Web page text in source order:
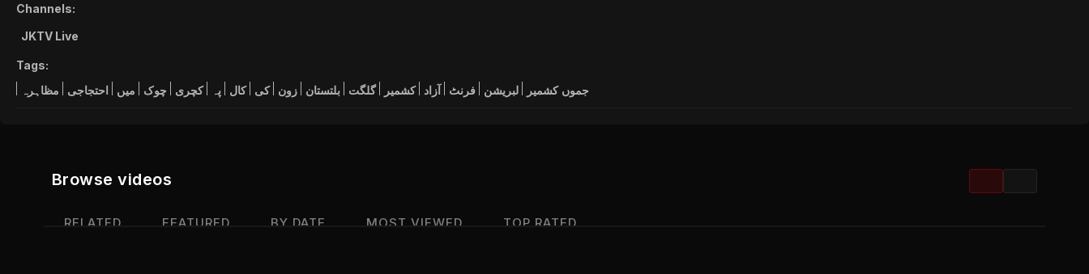
Channels:
JKTV Live
Tags:
جموں کشمیر لبریشن فرنٹ آزاد کشمیر گلگت بلتستان زون کی کال پہ کچری چوک میں احتجاجی مظاہرہ
Browse videos
RELATED FEATURED BY DATE MOST VIEWED TOP RATED